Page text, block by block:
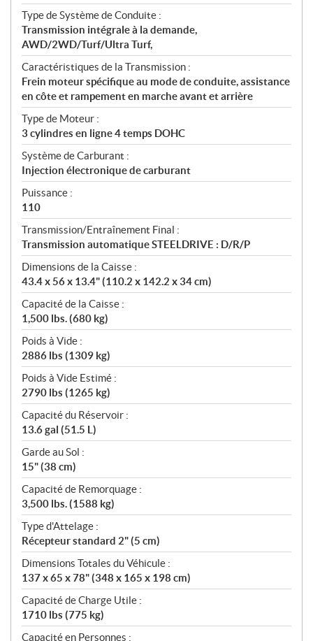
Type de Système de Conduite :
Transmission intégrale à la demande,
AWD/2WD/Turf/Ultra Turf,
Caractéristiques de la Transmission :
Frein moteur spécifique au mode de conduite, assistance
en côte et rampement en marche avant et arrière
Type de Moteur :
3 cylindres en ligne 4 temps DOHC
Système de Carburant :
Injection électronique de carburant
Puissance :
110
Transmission/Entraînement Final :
Transmission automatique STEELDRIVE : D/R/P
Dimensions de la Caisse :
43.4 x 56 x 13.4" (110.2 x 142.2 x 34 cm)
Capacité de la Caisse :
1,500 lbs. (680 kg)
Poids à Vide :
2886 lbs (1309 kg)
Poids à Vide Estimé :
2790 lbs (1265 kg)
Capacité du Réservoir :
13.6 gal (51.5 L)
Garde au Sol :
15" (38 cm)
Capacité de Remorquage :
3,500 lbs. (1588 kg)
Type d'Attelage :
Récepteur standard 2" (5 cm)
Dimensions Totales du Véhicule :
137 x 65 x 78" (348 x 165 x 198 cm)
Capacité de Charge Utile :
1710 lbs (775 kg)
Capacité en Personnes :